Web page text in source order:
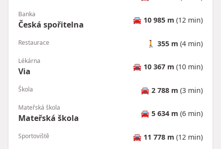
Banka
Česká spořitelna 🚘 10 985 m (12 min)
Restaurace 🚶 355 m (4 min)
Lékárna
Via 🚘 10 367 m (10 min)
Škola 🚘 2 788 m (3 min)
Mateřská škola
Mateřská škola 🚘 5 634 m (6 min)
Sportoviště 🚘 11 778 m (12 min)